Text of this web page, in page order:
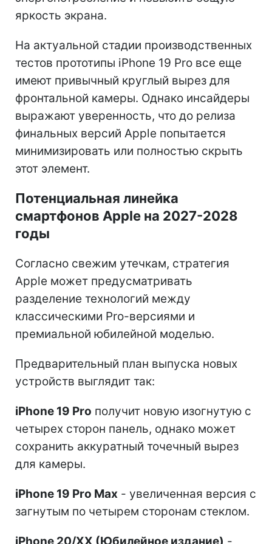
яркость экрана.
На актуальной стадии производственных
тестов прототипы iPhone 19 Pro все еще
имеют привычный круглый вырез для
фронтальной камеры. Однако инсайдеры
выражают уверенность, что до релиза
финальных версий Apple попытается
минимизировать или полностью скрыть
этот элемент.
Потенциальная линейка
смартфонов Apple на 2027-2028
годы
Согласно свежим утечкам, стратегия
Apple может предусматривать
разделение технологий между
классическими Pro-версиями и
премиальной юбилейной моделью.
Предварительный план выпуска новых
устройств выглядит так:
iPhone 19 Pro получит новую изогнутую с
четырех сторон панель, однако может
сохранить аккуратный точечный вырез
для камеры.
iPhone 19 Pro Max - увеличенная версия с
загнутым по четырем сторонам стеклом.
iPhone 20/XX (Юбилейное издание) -